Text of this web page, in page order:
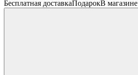
Бесплатная доставкаПодарокВ магазине